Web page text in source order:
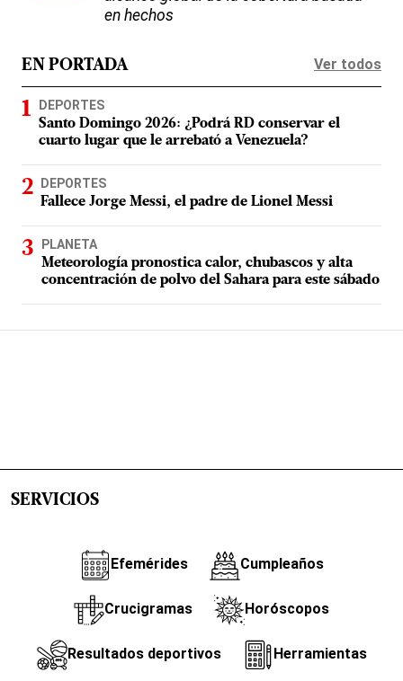
en hechos
EN PORTADA Ver todos
DEPORTES
Santo Domingo 2026: ¿Podrá RD conservar el
cuarto lugar que le arrebató a Venezuela?
DEPORTES
Fallece Jorge Messi, el padre de Lionel Messi
PLANETA
Meteorología pronostica calor, chubascos y alta
concentración de polvo del Sahara para este sábado
SERVICIOS
Efemérides Cumpleaños
Crucigramas Horóscopos
Resultados deportivos Herramientas